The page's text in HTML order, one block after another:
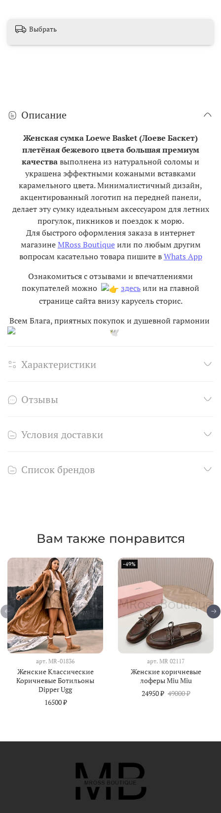
Выбрать
Описание
Женская сумка Loewe Basket (Лоеве Баскет)
плетёная бежевого цвета большая премиум
качествавыполнена из натуральной соломы и
украшена эффектными кожаными вставками
карамельного цвета. Минималистичный дизайн,
акцентированный логотип на передней панели,
делает эту сумку идеальным аксессуаром для летних
прогулок, пикников и поездок к морю.
Для быстрого оформления заказа в интернет
магазинеMRoss Boutiqueили по любым другим
вопросам касательно товара пишите вWhats App
Ознакомиться с отзывами и впечатлениями
покупателей можно
здесьили на главной
странице сайта внизу карусель сторис.
Всем Блага, приятных покупок и душевной гармонии
Характеристики
Отзывы
Условия доставки
Список брендов
Вам также понравится
арт. MR-01836
Женские Классические
Коричневые Ботильоны
Dipper Ugg
16500 ₽
-49%
арт. MR 02117
Женские коричневые
лоферы Miu Miu
24950 ₽ 49000 ₽